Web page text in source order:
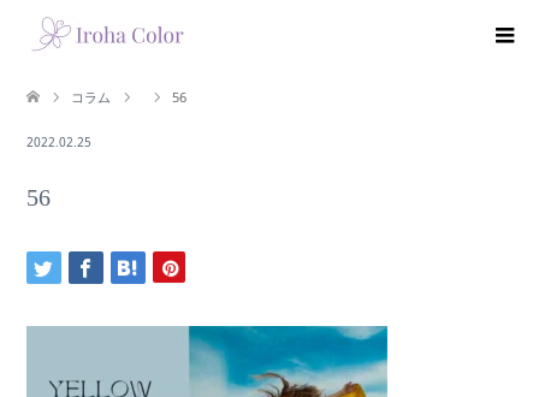
コラム 56
2022.02.25
56